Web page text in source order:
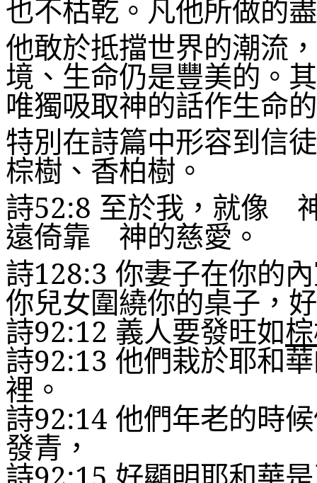
也不枯乾。凡他所做的
他敢於抵擋世界的潮流
境、生命仍是豐美的。
唯獨吸取神的話作生命
特別在詩篇中形容到信
棕樹、香柏樹。
詩52:8 至於我，就像
遠倚靠 神的慈愛 。
詩128:3 你妻子在你的
你兒女圍繞你的桌子，
詩92:12 義人要發旺如
詩92:13 他們栽於耶和
裡。
詩92:14 他們年老的時
發青，